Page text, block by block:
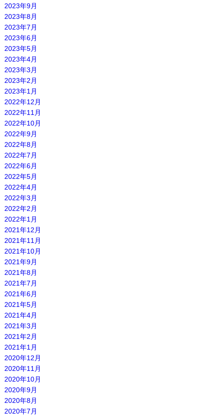
2023年9月
2023年8月
2023年7月
2023年6月
2023年5月
2023年4月
2023年3月
2023年2月
2023年1月
2022年12月
2022年11月
2022年10月
2022年9月
2022年8月
2022年7月
2022年6月
2022年5月
2022年4月
2022年3月
2022年2月
2022年1月
2021年12月
2021年11月
2021年10月
2021年9月
2021年8月
2021年7月
2021年6月
2021年5月
2021年4月
2021年3月
2021年2月
2021年1月
2020年12月
2020年11月
2020年10月
2020年9月
2020年8月
2020年7月